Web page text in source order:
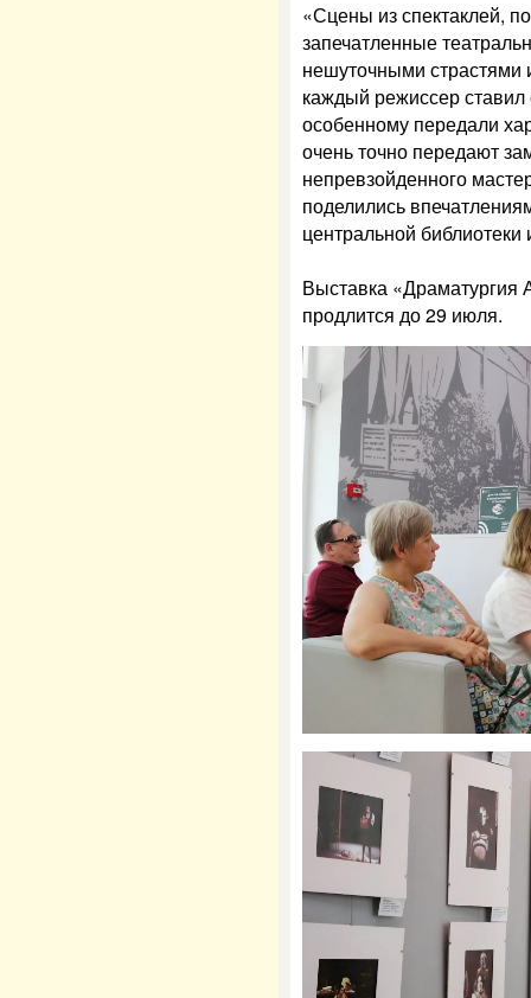
«Сцены из спектаклей,
запечатленные
нешуточными страстями
каждый режиссер ставил
особенному передали
очень точно передают
непревзойденного
поделились
центральной
Выставка «Драматургия
продлится до 29 июля.